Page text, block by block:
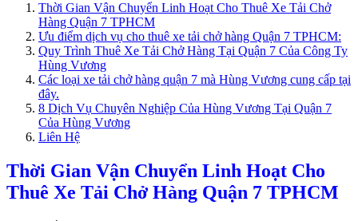
Thời Gian Vận Chuyển Linh Hoạt Cho Thuê Xe Tải Chở
Hàng Quận 7 TPHCM
Ưu điểm dịch vụ cho thuê xe tải chở hàng Quận 7 TPHCM:
Quy Trình Thuê Xe Tải Chở Hàng Tại Quận 7 Của Công Ty
Hùng Vương
Các loại xe tải chở hàng quận 7 mà Hùng Vương cung cấp tại
đây.
8 Dịch Vụ Chuyên Nghiệp Của Hùng Vương Tại Quận 7
Của Hùng Vương
Liên Hệ
Thời Gian Vận Chuyển Linh Hoạt Cho
Thuê Xe Tải Chở Hàng Quận 7 TPHCM